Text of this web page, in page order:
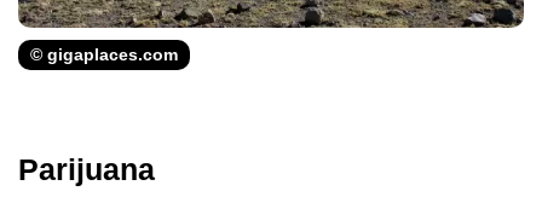
© gigaplaces.com
Parijuana